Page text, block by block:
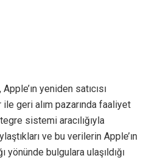
yeniden satıcısı
geri alım pazarında faaliyet
sistemi aracılığıyla
ve bu verilerin Apple’ın
yönünde bulgulara ulaşıldığı